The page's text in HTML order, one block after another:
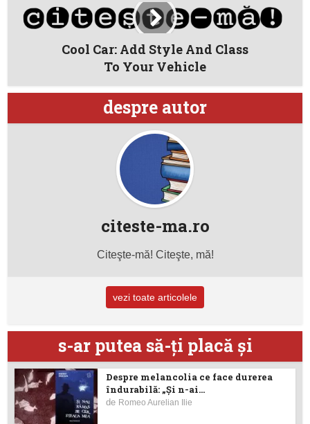
Cool Car: Add Style And Class
To Your Vehicle
despre autor
citeste-ma.ro
Citeşte-mă! Citeşte, mă!
vezi toate articolele
s-ar putea să-ţi placă şi
Despre melancolia ce face durerea
îndurabilă: „Și n-ai...
de Romeo Aurelian Ilie